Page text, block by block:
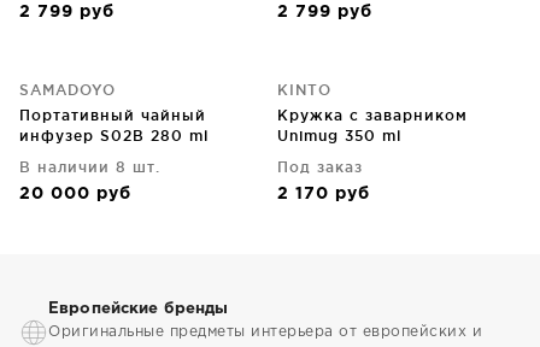
2 799 руб 2 799 руб
SAMADOYO
Портативный чайный
инфузер S02B 280 ml
В наличии 8 шт.
20 000 руб
KINTO
Кружка с заварником
Unimug 350 ml
Под заказ
2 170 руб
Европейские бренды
Оригинальные предметы интерьера от европейских и